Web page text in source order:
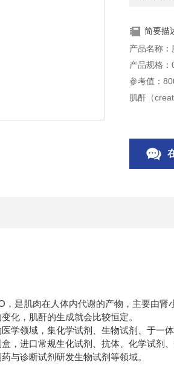
简要描
产品名称
产品规格：
参考值：
肌酐（
本产品仅
，是肌肉在人体内代谢的产物，主要由
化，肌酐的生成就会比较恒定。
学领域，集化学试剂、生物试剂、于一
，进口常规生化试剂、抗体、化学试剂
与诊断试剂研发生物试剂等领域。